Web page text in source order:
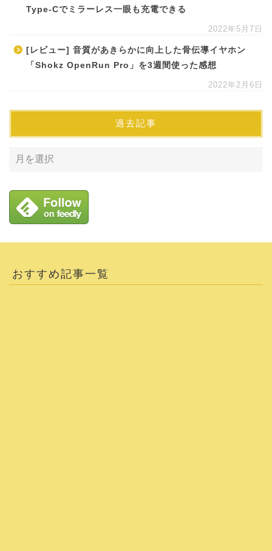
Type-Cでミラーレス一眼も充電できる
2022年5月7日
[レビュー] 音質があきらかに向上した骨伝導イヤホン
「Shokz OpenRun Pro」を3週間使った感想
2022年2月6日
過去記事
おすすめ記事一覧